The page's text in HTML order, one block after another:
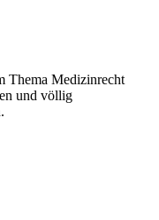
Thema Medizinrecht
und völlig